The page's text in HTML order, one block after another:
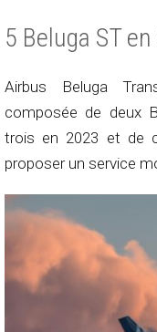
5 Beluga ST
Airbus Beluga
composée de deux
trois en 2023 et de
proposer un service